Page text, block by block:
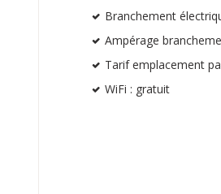
Branchement
Ampérage
Tarif emplacement
WiFi : gratuit